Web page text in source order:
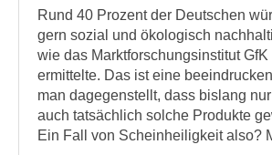
Rund 40 Prozent der Deutschen
gern sozial und ökologisch
wie das Marktforschungsinstitut
ermittelte. Das ist eine
man dagegenstellt, dass bislang
auch tatsächlich solche Produkte
Ein Fall von Scheinheiligkeit also?